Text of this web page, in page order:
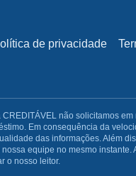
de privacidade
CREDITÁVEL não solicitamos
Em consequência da
das informações. Além
equipe no mesmo
o nosso leitor.